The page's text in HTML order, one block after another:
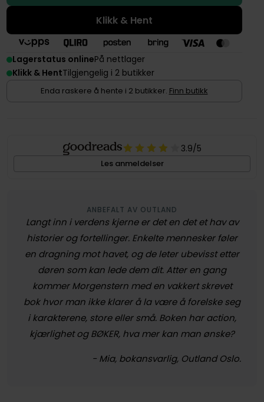
Klikk & Hent
Lagerstatus onlinePå nettlager
Klikk & HentTilgjengelig i 2 butikker
Enda raskere å hente i 2 butikker. Finn butikk
3.9/5
Les anmeldelser
ANBEFALT AV OUTLAND
Langt inn i verdens kjerne er det en det et hav av
historier og fortellinger. Enkelte mennesker føler
en dragning mot havet, og de leter ubevisst etter
døren som kan lede dem dit. Atter en gang
kommer Morgenstern med en vakkert skrevet
bok hvor man ikke klarer å la være å forelske seg
i karakterene, store eller små. Boken har action,
kjærlighet og BØKER, hva mer kan man ønske?
- Mia, bokansvarlig, Outland Oslo.